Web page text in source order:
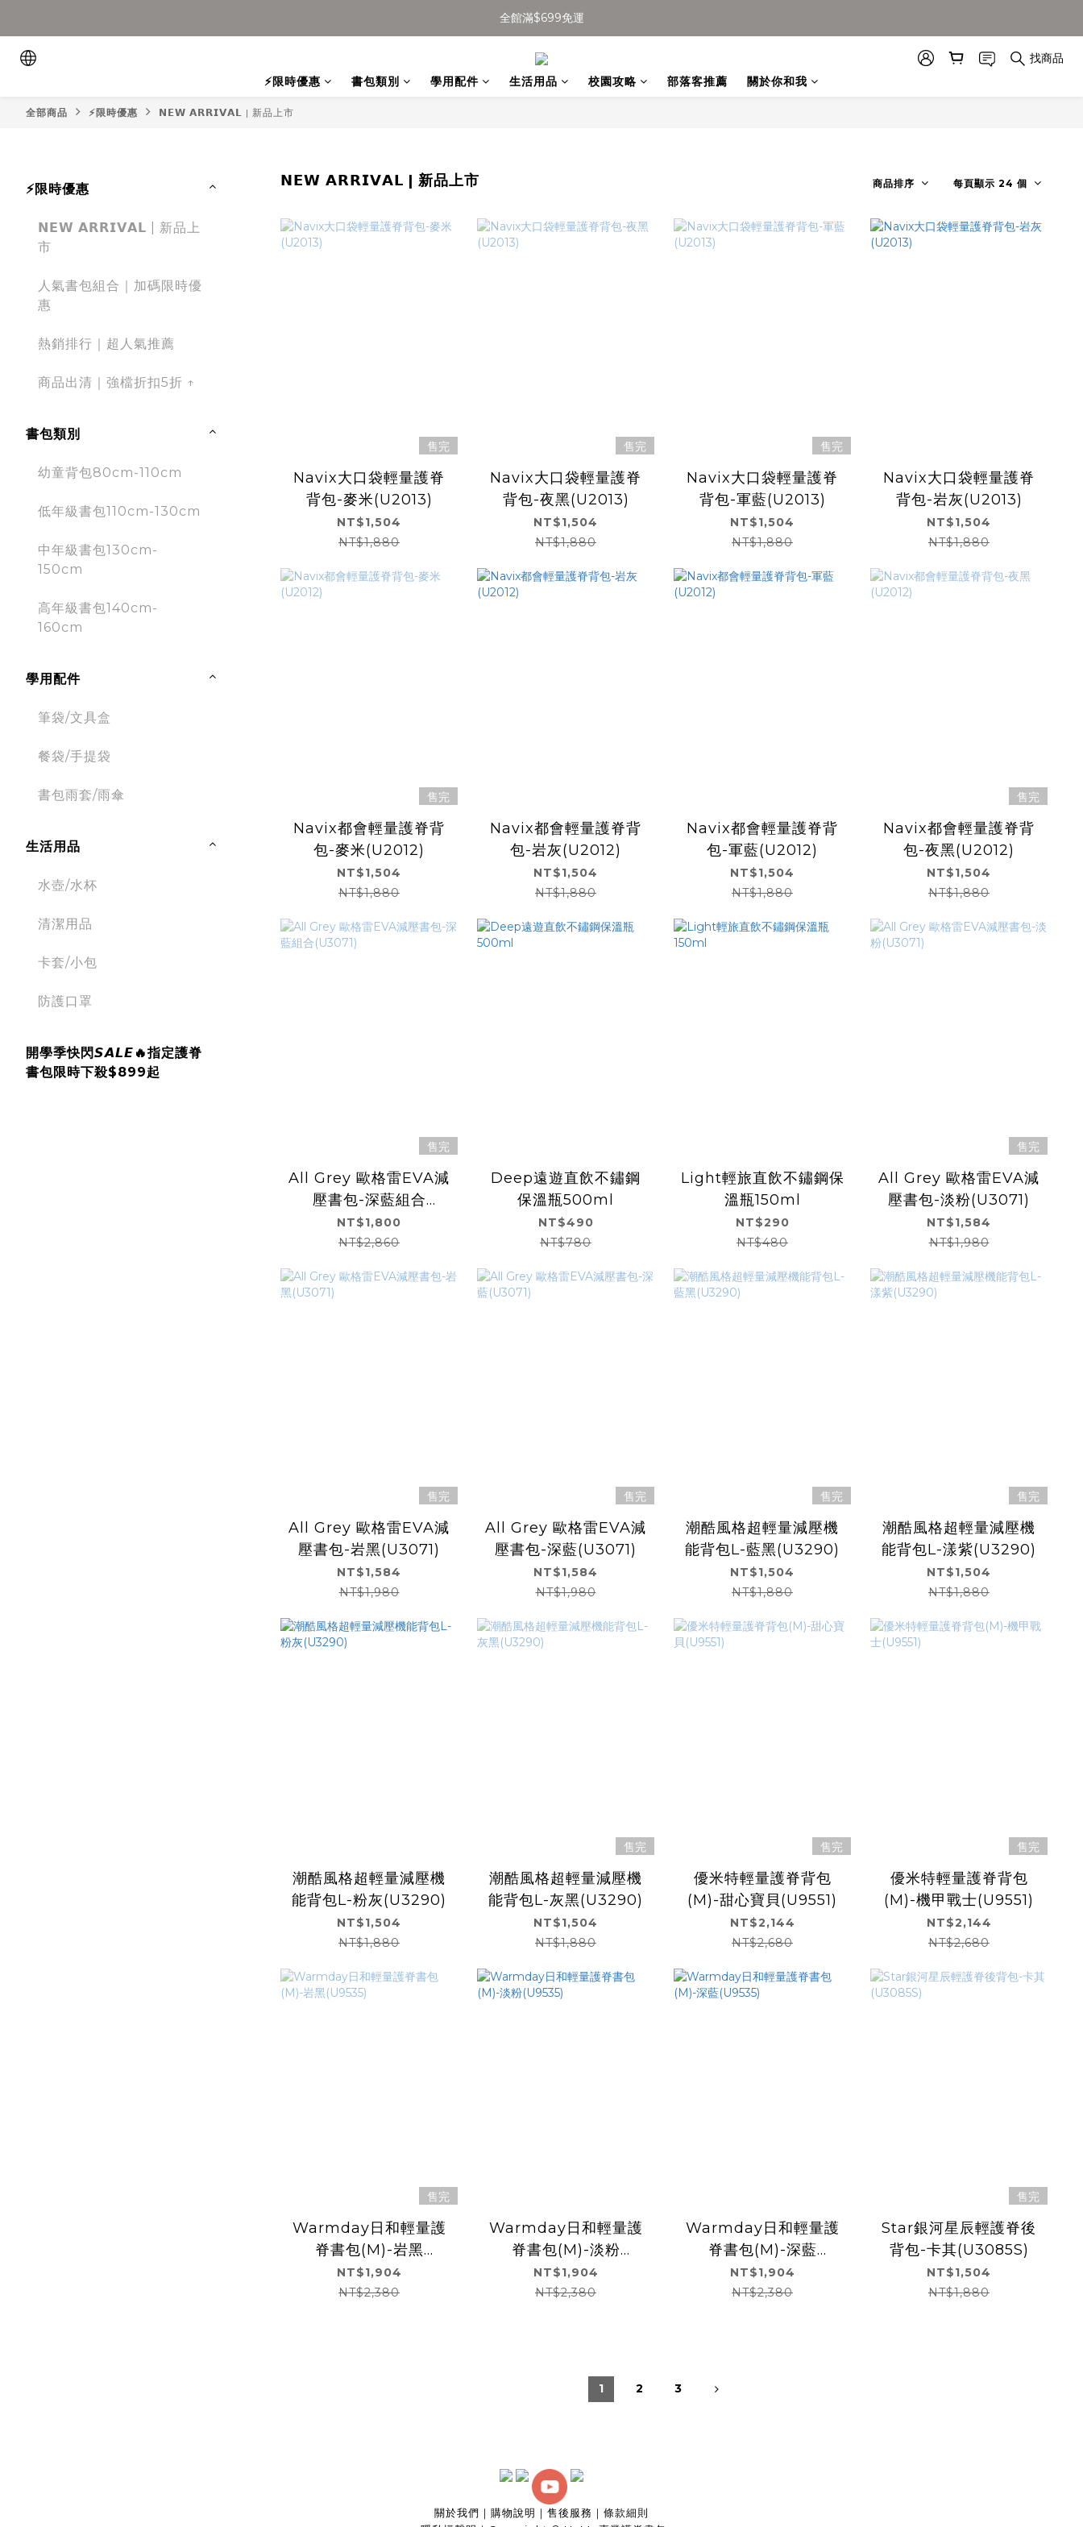
全館滿$699免運
全館滿$699免運
加入會員得$100購物金👉
全館滿$699免運
找商品
⚡限時優惠
書包類別 學用配件 生活用品 校園攻略 部落客推薦 關於你和我
全部商品 ⚡限時優惠 𝗡𝗘𝗪 𝗔𝗥𝗥𝗜𝗩𝗔𝗟 | 新品上市
⚡限時優惠
𝗡𝗘𝗪 𝗔𝗥𝗥𝗜𝗩𝗔𝗟 | 新品上
市
人氣書包組合｜加碼限時優
惠
熱銷排行｜超人氣推薦
商品出清｜強檔折扣5折 ↑
書包類別
幼童背包80cm-110cm
低年級書包110cm-130cm
中年級書包130cm-
150cm
高年級書包140cm-
160cm
學用配件
筆袋/文具盒
餐袋/手提袋
書包雨套/雨傘
生活用品
水壺/水杯
清潔用品
卡套/小包
防護口罩
開學季快閃𝙎𝘼𝙇𝙀🔥指定護脊
書包限時下殺$899起
𝗡𝗘𝗪 𝗔𝗥𝗥𝗜𝗩𝗔𝗟 | 新品上市 商品排序 每頁顯示 24 個
售完
Navix大口袋輕量護脊
背包-麥米(U2013)
NT$1,504
NT$1,880
售完
Navix大口袋輕量護脊
背包-夜黑(U2013)
NT$1,504
NT$1,880
售完
Navix大口袋輕量護脊
背包-軍藍(U2013)
NT$1,504
NT$1,880
Navix大口袋輕量護脊
背包-岩灰(U2013)
NT$1,504
NT$1,880
售完
Navix都會輕量護脊背
包-麥米(U2012)
NT$1,504
NT$1,880
Navix都會輕量護脊背
包-岩灰(U2012)
NT$1,504
NT$1,880
Navix都會輕量護脊背
包-軍藍(U2012)
NT$1,504
NT$1,880
售完
Navix都會輕量護脊背
包-夜黑(U2012)
NT$1,504
NT$1,880
售完
All Grey 歐格雷EVA減
壓書包-深藍組合
(U3071)
NT$1,800
NT$2,860
Deep遠遊直飲不鏽鋼
保溫瓶500ml
NT$490
NT$780
Light輕旅直飲不鏽鋼保
溫瓶150ml
NT$290
NT$480
售完
All Grey 歐格雷EVA減
壓書包-淡粉(U3071)
NT$1,584
NT$1,980
售完
All Grey 歐格雷EVA減
壓書包-岩黑(U3071)
NT$1,584
NT$1,980
售完
All Grey 歐格雷EVA減
壓書包-深藍(U3071)
NT$1,584
NT$1,980
售完
潮酷風格超輕量減壓機
能背包L-藍黑(U3290)
NT$1,504
NT$1,880
售完
潮酷風格超輕量減壓機
能背包L-漾紫(U3290)
NT$1,504
NT$1,880
潮酷風格超輕量減壓機
能背包L-粉灰(U3290)
NT$1,504
NT$1,880
售完
潮酷風格超輕量減壓機
能背包L-灰黑(U3290)
NT$1,504
NT$1,880
售完
優米特輕量護脊背包
(M)-甜心寶貝(U9551)
NT$2,144
NT$2,680
售完
優米特輕量護脊背包
(M)-機甲戰士(U9551)
NT$2,144
NT$2,680
售完
Warmday日和輕量護
脊書包(M)-岩黑
(U9535)
NT$1,904
NT$2,380
Warmday日和輕量護
脊書包(M)-淡粉
(U9535)
NT$1,904
NT$2,380
Warmday日和輕量護
脊書包(M)-深藍
(U9535)
NT$1,904
NT$2,380
售完
Star銀河星辰輕護脊後
背包-卡其(U3085S)
NT$1,504
NT$1,880
1 2 3
關於我們 ｜ 購物說明 ｜ 售後服務 ｜ 條款細則